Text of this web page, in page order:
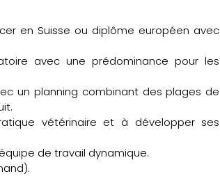
en Suisse ou diplôme européen avec
avec une prédominance pour les
un planning combinant des plages de
vétérinaire et à développer ses
de travail dynamique.